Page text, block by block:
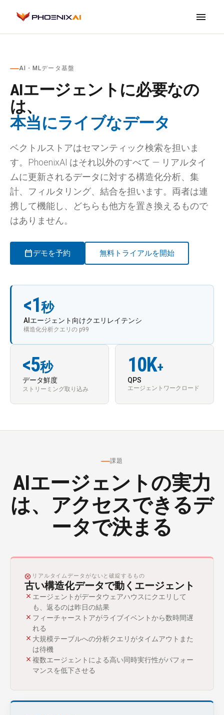
menu
AI・MLデータ基盤
AIエージェントに必要なの
は、
本当にライブなデータ
ベクトルストアはセマンティック検索を担いま
す。PhoenixAI はそれ以外のすべて — リアルタイ
ムに更新されるデータに対する構造化分析、集
計、フィルタリング、結合を担います。両者は連
携して機能し、どちらも他方を置き換えるもので
はありません。
calendar_todayデモを予約 無料トライアルを開始
<1秒
AIエージェント向けクエリレイテンシ
構造化分析クエリの p99
<5秒
データ鮮度
ストリーミング取り込み
10K+
QPS
エージェントワークロード
課題
AIエージェントの実力
は、アクセスできるデ
ータで決まる
CANCEL リアルタイムデータがないと破綻するもの
古い構造化データで動くエージェント
close エージェントがデータウェアハウスにクエリして
も、返るのは昨日の結果
close フィーチャーストアがライブイベントから数時間遅
れる
close 大規模テーブルへの分析クエリがタイムアウトまた
は待機
close 複数エージェントによる高い同時実行性がパフォー
マンスを低下させる